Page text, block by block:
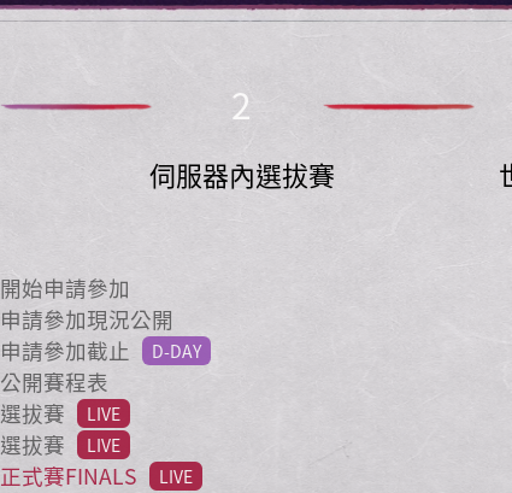
2
伺服器內選拔賽
開始申請參加
申請參加現況公開
申請參加截止 D-DAY
公開賽程表
選拔賽 LIVE
選拔賽 LIVE
正式賽FINALS LIVE